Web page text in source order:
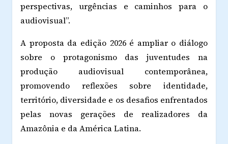
perspectivas, urgências e caminhos para o
audiovisual”.
A proposta da edição 2026 é ampliar o diálogo
sobre o protagonismo das juventudes na
produção audiovisual contemporânea,
promovendo reflexões sobre identidade,
território, diversidade e os desafios enfrentados
pelas novas gerações de realizadores da
Amazônia e da América Latina.